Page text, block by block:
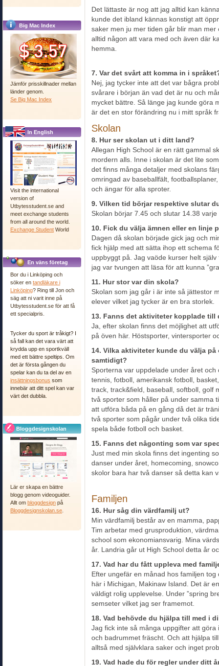
Big Mac Index
Jämför prisskillnader mellan
länder genom.
Se Big Mac Index
In English
Visit the international
version of
Utbytesstudent.se and
meet exchange students
from all around the world.
Exchange Student World
En väns företag
Bor du i Linköping och
söker en tandläkare i
Linköping? Ring till Jon och
säg att ni varit inne på
Utbytesstudent.se för att få
ett specialpris.
Tycker du sport är tråkigt? I
så fall kan det vara värt att
krydda upp en sportkväll
med ett bättre speltips. Om
det är första gången du
spelar kan du ta del av en
insättningsbonus som
innebär att ditt spel kan var
värt det dubbla.
Bloggdesignskolan
Lär er skapa en bättre
blogg genom videoguider.
Allt om bloggdesign på
Bloggdesignskolan.se
Det lättaste är nog att jag alltid kan
kunde det ibland kännas konstigt att
saker men ju mer tiden går blir man
alltid någon att vara med och även där
hemma.
7. Var det svårt att komma in i
Nej, jag tycker inte att det var bågra
svårare i början än vad det är nu och
mycket bättre. Så länge jag kunde göra
är det en stor förändring nu i mitt språk
Skolan
8. Hur ser skolan ut i ditt land?
Allegan High School är en rätt gammal
mordern alls. Inne i skolan är det lite
det finns många detaljer med skolans
omringad av baseballfält,
och ängar för alla sproter.
9. Vilken tid börjar respektive slutar
Skolan börjar 7.45 och slutar 14.38 varje
10. Fick du välja ämnen eller en linje
Dagen då skolan började gick jag och
fick hjälp med att sätta ihop ett schema
uppbyggt på. Jag vaöde kurser helt
jag var tvungen att läsa för att kunna
11. Hur stor var din skola?
Skolan som jag går i är inte så jättestor
elever vilket jag tycker är en bra storlek.
13. Fanns det aktiviteter kopplade till
Ja, efter skolan finns det möjlighet att
på öven här. Höstsporter, vintersporter
14. Vilka aktiviteter kunde du välja
samtidigt?
Sporterna var uppdelade under året
tennis, fotboll, amerikansk fotboll,
track, track&field, baseball, softboll, golf
två sporter som håller på under samma
att utföra båda på en gång då det är
två sporter som pågår under två olika
spela både fotboll och basket.
15. Fanns det någonting som var
Just med min skola finns det ingenting
danser under året, homecoming,
skolor bara har två danser så detta kan
Familjen
16. Hur såg din värdfamilj ut?
Min värdfamilj består av en mamma,
Tim arbetar med grusproduktion,
school som ekonomiansvarig. Mina
år. Landria går ut High School detta år
17. Vad har du fått uppleva med
Efter ungefär en månad hos familjen
här i Michigan, Makinaw Island. Det är
väldigt rolig upplevelse. Under ”spring
semseter vilket jag ser framemot.
18. Vad behövde du hjälpa till med i
Jag fick inte så många uppgifter att
och badrummet fräscht. Och att hjälpa
alltså med självklara saker och inget
19. Vad hade du för regler under ditt